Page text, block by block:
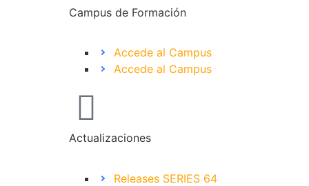
Campus de Formación
Accede al Campus
Accede al Campus
Actualizaciones
Releases SERIES 64